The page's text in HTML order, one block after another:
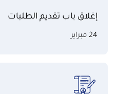
إغلاق باب تقديم الطلبات
24 فبراير